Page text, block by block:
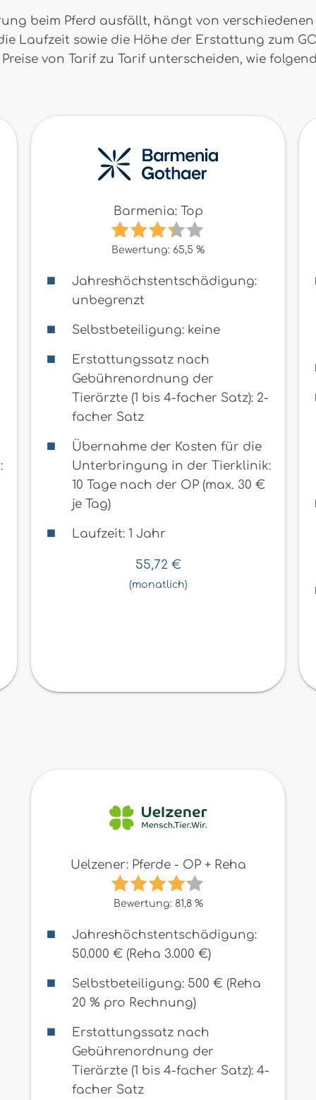
beim Pferd ausfällt, hängt von
Laufzeit sowie die Höhe der Erstattung zum
von Tarif zu Tarif unterscheiden, wie
Barmenia: Top
Bewertung: 65,5 %
Jahreshöchstentschädigung:
unbegrenzt
Selbstbeteiligung: keine
Erstattungssatz nach
Gebührenordnung der
Tierärzte (1 bis 4-facher Satz): 2-
facher Satz
Übernahme der Kosten für die
Unterbringung in der Tierklinik:
10 Tage nach der OP (max. 30 €
je Tag)
Laufzeit: 1 Jahr
55,72 €
(monatlich)
Uelzener: Pferde - OP + Reha
Bewertung: 81,8 %
Jahreshöchstentschädigung:
50.000 € (Reha 3.000 €)
Selbstbeteiligung: 500 € (Reha
20 % pro Rechnung)
Erstattungssatz nach
Gebührenordnung der
Tierärzte (1 bis 4-facher Satz): 4-
facher Satz